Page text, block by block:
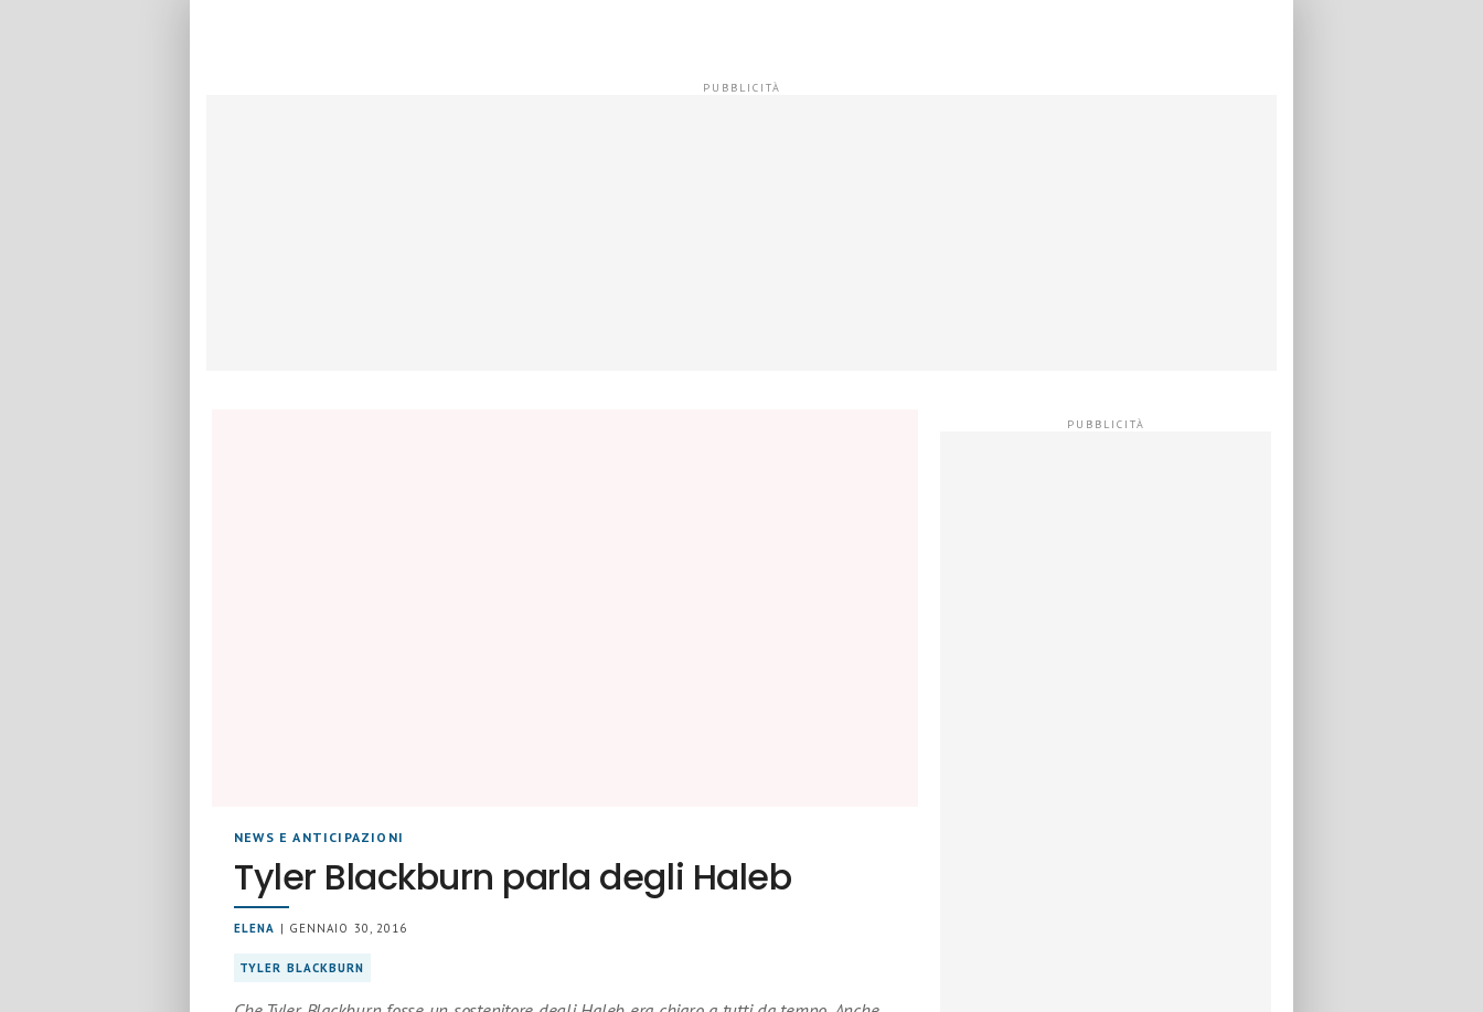
NEWS E ANTICIPAZIONI
Tyler Blackburn parla degli Haleb
ELENA | GENNAIO 30, 2016
TYLER BLACKBURN